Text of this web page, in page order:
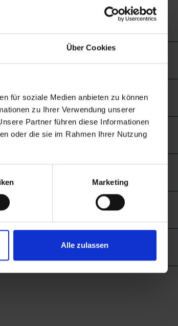
Über Cookies
für soziale Medien anbieten zu können
zu Ihrer Verwendung unserer
Partner führen diese Informationen
oder die sie im Rahmen Ihrer Nutzung
Marketing
Alle zulassen